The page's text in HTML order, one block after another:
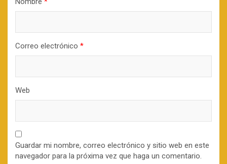
Correo electrónico *
Web
Guardar mi nombre, correo electrónico y sitio web en este
navegador para la próxima vez que haga un comentario.